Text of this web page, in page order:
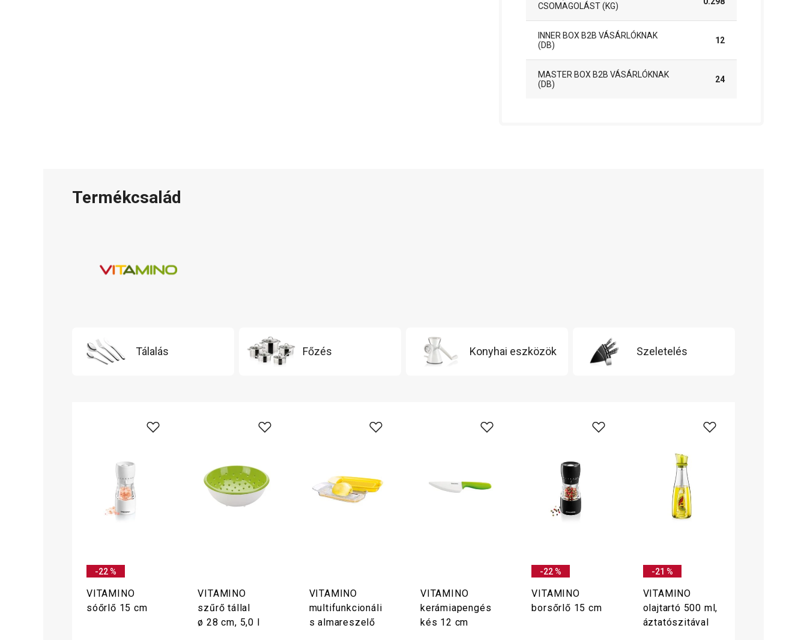
CSOMAGOLÁST (KG)
INNER BOX B2B VÁSÁRLÓKNAK
(DB)
12
MASTER BOX B2B VÁSÁRLÓKNAK
(DB)
24
Termékcsalád
Tálalás Főzés Konyhai eszközök Szeletelés
-22 %
VITAMINO
sóőrlő 15 cm
VITAMINO
szűrő tállal
ø 28 cm, 5,0 l
VITAMINO
multifunkcionáli
s almareszelő
VITAMINO
kerámiapengés
kés 12 cm
-22 %
VITAMINO
borsőrlő 15 cm
-21 %
VITAMINO
olajtartó 500 ml,
áztatószitával